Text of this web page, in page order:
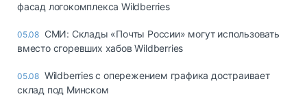
фасад логокомплекса Wildberries
05.08 СМИ: Склады «Почты России» могут использовать
вместо сгоревших хабов Wildberries
05.08 Wildberries с опережением графика достраивает
склад под Минском